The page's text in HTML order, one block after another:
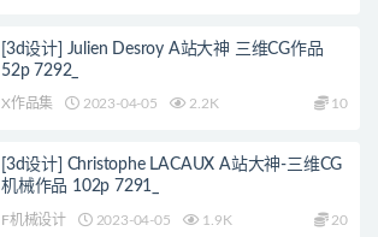
[3d设计] Julien Desroy A站大神 三维CG作品
52p 7292_
X作品集 2023-04-05 2.2K 10
[3d设计] Christophe LACAUX A站大神-三维CG
机械作品 102p 7291_
F机械设计 2023-04-05 1.9K 20